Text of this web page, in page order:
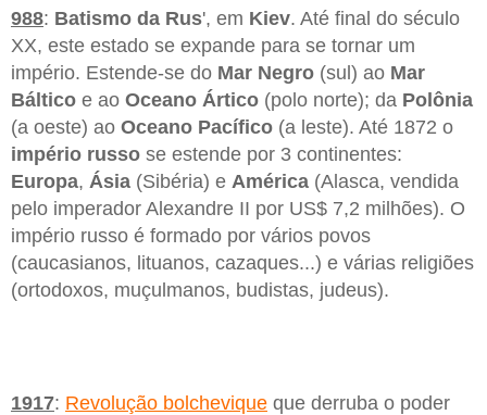
988: Batismo da Rus', em Kiev. Até final do século
XX, este estado se expande para se tornar um
império. Estende-se do Mar Negro (sul) ao Mar
Báltico e ao Oceano Ártico (polo norte); da Polônia
(a oeste) ao Oceano Pacífico (a leste). Até 1872 o
império russo se estende por 3 continentes:
Europa, Ásia (Sibéria) e América (Alasca, vendida
pelo imperador Alexandre II por US$ 7,2 milhões). O
império russo é formado por vários povos
(caucasianos, lituanos, cazaques...) e várias religiões
(ortodoxos, muçulmanos, budistas, judeus).
1917: Revolução bolchevique que derruba o poder